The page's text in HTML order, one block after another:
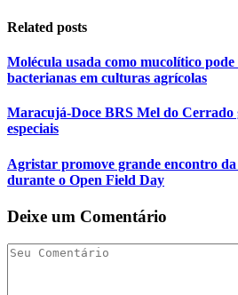
Related posts
Molécula usada como mucolítico pode
bacterianas em culturas agrícolas
Maracujá-Doce BRS Mel do Cerrado
especiais
Agristar promove grande encontro
durante o Open Field Day
Deixe um Comentário